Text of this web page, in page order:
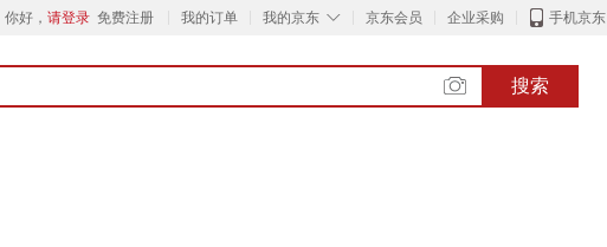
你好， 请登录 免费注册 我的订单 ◇
我的京东 京东会员 企业采购 手机京东
搜索